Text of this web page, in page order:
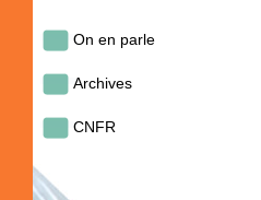
On en parle
Archives
CNFR